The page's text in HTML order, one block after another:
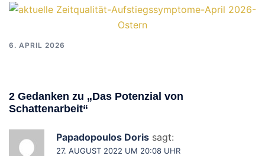
6. APRIL 2026
2 Gedanken zu „Das Potenzial von
Schattenarbeit“
Papadopoulos Doris sagt:
27. AUGUST 2022 UM 20:08 UHR